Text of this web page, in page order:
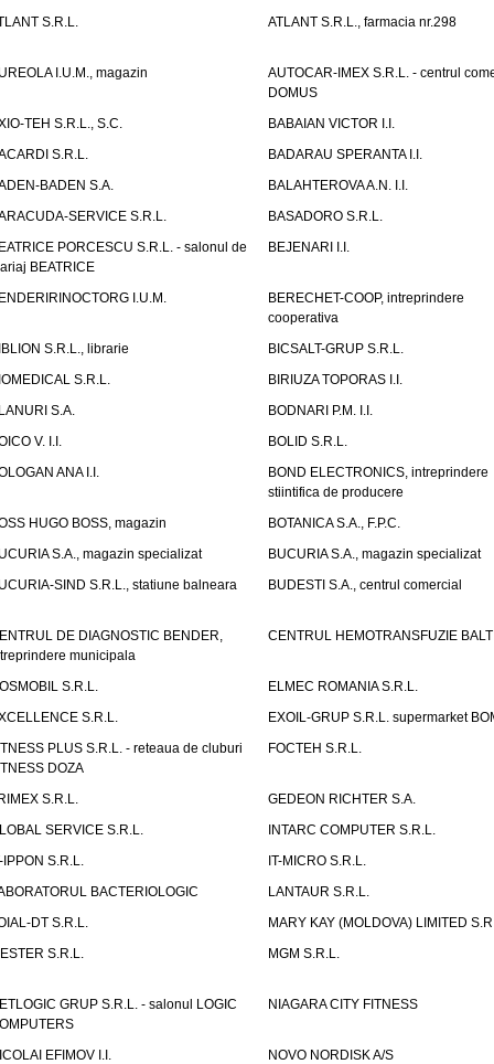
S.R.L.
ATLANT S.R.L., farmacia nr.298
I.U.M., magazin
AUTOCAR-IMEX S.R.L. - centrul
DOMUS
TEH S.R.L., S.C.
BABAIAN VICTOR I.I.
S.R.L.
BADARAU SPERANTA I.I.
BADEN S.A.
BALAHTEROVA A.N. I.I.
SERVICE S.R.L.
BASADORO S.R.L.
PORCESCU S.R.L. - salonul de
BEATRICE
BEJENARI I.I.
I.U.M.
BERECHET-COOP, intreprindere
cooperativa
S.R.L., librarie
BICSALT-GRUP S.R.L.
S.R.L.
BIRIUZA TOPORAS I.I.
S.A.
BODNARI P.M. I.I.
V. I.I.
BOLID S.R.L.
ANA I.I.
BOND ELECTRONICS, intreprindere
stiintifica de producere
HUGO BOSS, magazin
BOTANICA S.A., F.P.C.
S.A., magazin specializat
BUCURIA S.A., magazin specializat
SIND S.R.L., statiune balneara
BUDESTI S.A., centrul comercial
DE DIAGNOSTIC BENDER,
municipala
CENTRUL HEMOTRANSFUZIE
S.R.L.
ELMEC ROMANIA S.R.L.
S.R.L.
EXOIL-GRUP S.R.L. supermarket
PLUS S.R.L. - reteaua de cluburi
DOZA
FOCTEH S.R.L.
S.R.L.
GEDEON RICHTER S.A.
SERVICE S.R.L.
INTARC COMPUTER S.R.L.
IPPON S.R.L.
IT-MICRO S.R.L.
BACTERIOLOGIC
LANTAUR S.R.L.
DT S.R.L.
MARY KAY (MOLDOVA) LIMITED
S.R.L.
MGM S.R.L.
GRUP S.R.L. - salonul LOGIC
NIAGARA CITY FITNESS
EFIMOV I.I.
NOVO NORDISK A/S